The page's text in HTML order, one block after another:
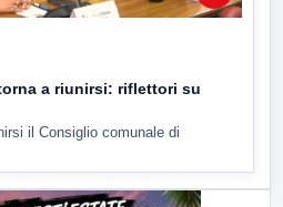
a riunirsi: riflettori su
il Consiglio comunale di